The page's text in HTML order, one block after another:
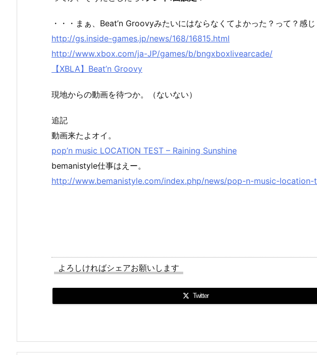
・・・まぁ、Beat’n Groovyみたいにはならなくてよかった？って？感じ
http://gs.inside-games.jp/news/168/16815.html
http://www.xbox.com/ja-JP/games/b/bngxboxlivearcade/
【XBLA】Beat’n Groovy
現地からの動画を待つか。（ないない）
追記
動画来たよオイ。
pop’n music LOCATION TEST – Raining Sunshine
bemanistyle仕事はえー。
http://www.bemanistyle.com/index.php/news/pop-n-music-location-
よろしければシェアお願いします
Twitter